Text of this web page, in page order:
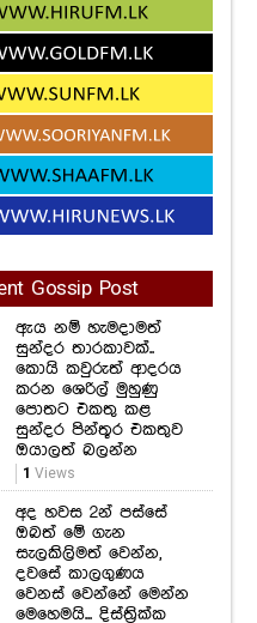
Gossip Post
කොයි කවුරුත් ආදරය
කරන ශෙරිල් මුහුණු
පොතට එකතු කළ
සුන්දර පින්තූර එකතුව
ඔයාලත් බලන්න
1Views
අද හවස 2න් පස්සේ
ඔබත් මේ ගැන
සැලකිලිමත් වෙන්න,
දවසේ කාලගුණය
වෙනස් වෙන්නේ මෙන්න
මෙහෙමයි... දිස්ත්‍රික්ක
ගණනාවකට තද සුළං
සහ ගිගුරුම් සහිත වැසි
105Views